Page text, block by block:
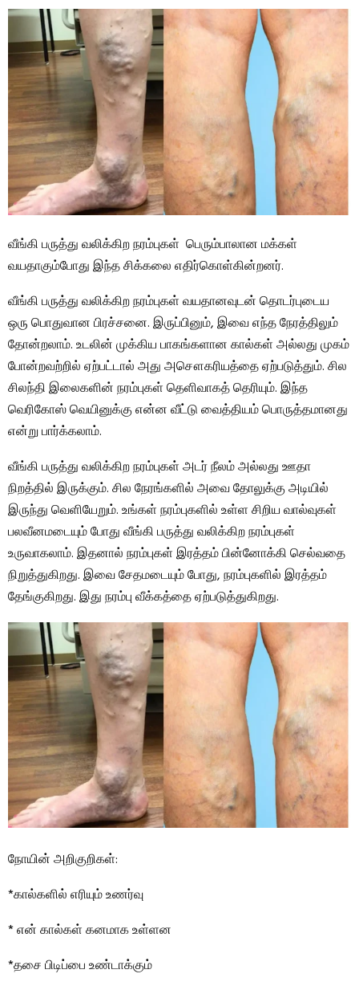
வீங்கி பருத்து வலிக்கிற நரம்புகள் பெரும்பாலான மக்கள்
வயதாகும்போது இந்த சிக்கலை எதிர்கொள்கின்றனர்.
வீங்கி பருத்து வலிக்கிற நரம்புகள் வயதானவுடன் தொடர்புடைய
ஒரு பொதுவான பிரச்சனை. இருப்பினும், இவை எந்த நேரத்திலும்
தோன்றலாம். உடலின் முக்கிய பாகங்களான கால்கள் அல்லது முகம்
போன்றவற்றில் ஏற்பட்டால் அது அசௌகரியத்தை ஏற்படுத்தும். சில
சிலந்தி இலைகளின் நரம்புகள் தெளிவாகத் தெரியும். இந்த
வெரிகோஸ் வெயினுக்கு என்ன வீட்டு வைத்தியம் பொருத்தமானது
என்று பார்க்கலாம்.
வீங்கி பருத்து வலிக்கிற நரம்புகள் அடர் நீலம் அல்லது ஊதா
நிறத்தில் இருக்கும். சில நேரங்களில் அவை தோலுக்கு அடியில்
இருந்து வெளியேறும். உங்கள் நரம்புகளில் உள்ள சிறிய வால்வுகள்
பலவீனமடையும் போது வீங்கி பருத்து வலிக்கிற நரம்புகள்
உருவாகலாம். இதனால் நரம்புகள் இரத்தம் பின்னோக்கி செல்வதை
நிறுத்துகிறது. இவை சேதமடையும் போது, ​​நரம்புகளில் இரத்தம்
தேங்குகிறது. இது நரம்பு வீக்கத்தை ஏற்படுத்துகிறது.
நோயின் அறிகுறிகள்:
*கால்களில் எரியும் உணர்வு
* என் கால்கள் கனமாக உள்ளன
*தசை பிடிப்பை உண்டாக்கும்